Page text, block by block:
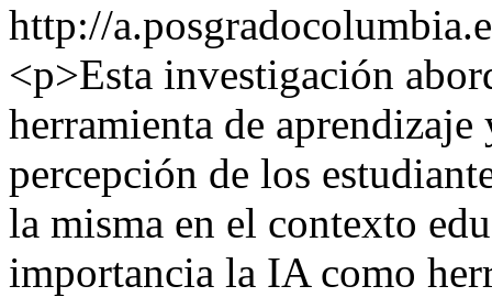
http://
<p>Esta investigación
herramienta de
percepción de los
la misma en el contexto
importancia la IA como